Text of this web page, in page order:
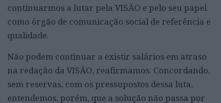
continuarmos a lutar pela VISÃO e pelo seu papel
como órgão de comunicação social de referência e
qualidade.
Não podem continuar a existir salários em atraso
na redação da VISÃO, reafirmamos. Concordando,
sem reservas, com os pressupostos dessa luta,
entendemos, porém, que a solução não passa por